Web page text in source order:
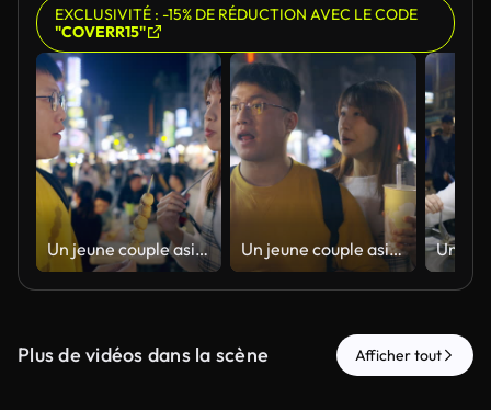
EXCLUSIVITÉ : -15% DE RÉDUCTION AVEC LE CODE
"COVERR15"
Un jeune couple asiatique a visité un célèbre marché de nuit local et a goûté à la cuisine de rue à Taïwan Un jeune couple asiatique a visité un célèbre marché de nuit local et a goûté à la cuisine de rue à Taïwan
Plus de vidéos dans la scène Afficher tout